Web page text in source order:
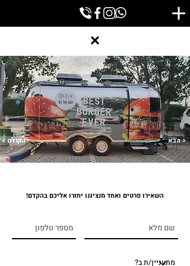
< הקודם הבא >
השאירו פרטים ואחד מנציגנו יחזרו אליכם בהקדם!